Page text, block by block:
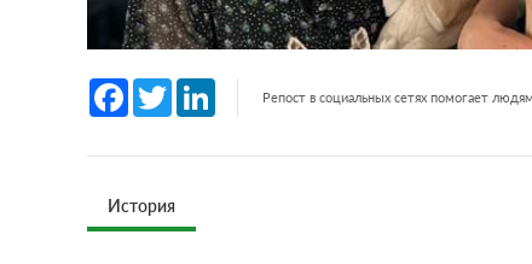
Facebook
Twitter LinkedInРепост в социальных сетях помогает
История